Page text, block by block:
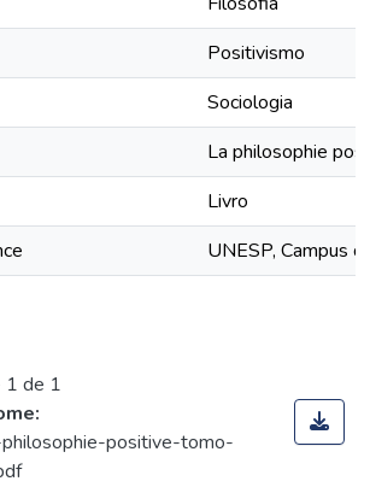
Positivismo
Sociologia
La philosophie
Livro
UNESP, Campus
1 de 1
positive-tomo-